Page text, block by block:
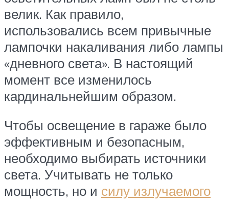
велик. Как правило,
использовались всем привычные
лампочки накаливания либо лампы
«дневного света». В настоящий
момент все изменилось
кардинальнейшим образом.
Чтобы освещение в гараже было
эффективным и безопасным,
необходимо выбирать источники
света. Учитывать не только
мощность, но и силу излучаемого